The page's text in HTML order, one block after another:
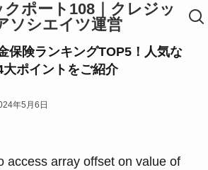
ポート108｜クレジッ
ソシエイツ運営
保険ランキングTOP5！人気な
ポイントをご紹介
年5月6日
access array offset on value of